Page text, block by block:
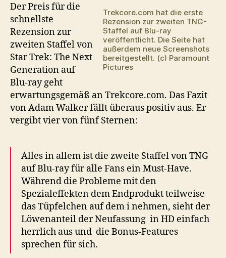
Staffel
auf
Blu-
ray
Trekcore.com hat die erste
Rezension zur zweiten TNG-
Staffel auf Blu-ray
veröffentlicht. Die Seite hat
außerdem neue Screenshots
bereitgestellt. (c) Paramount
Pictures
Der Preis für die
schnellste
Rezension zur
zweiten Staffel von
Star Trek: The Next
Generation auf
Blu-ray geht
erwartungsgemäß an Trekcore.com. Das Fazit
von Adam Walker fällt überaus positiv aus. Er
vergibt vier von fünf Sternen:
Alles in allem ist die zweite Staffel von TNG
auf Blu-ray für alle Fans ein Must-Have.
Während die Probleme mit den
Spezialeffekten dem Endprodukt teilweise
das Tüpfelchen auf dem i nehmen, sieht der
Löwenanteil der Neufassung in HD einfach
herrlich aus und die Bonus-Features
sprechen für sich.